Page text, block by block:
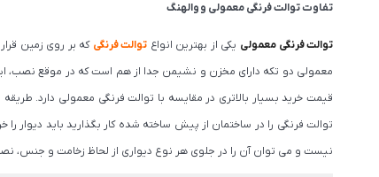
تفاوت توالت فرنگیمعمولی ووالهنگ
توالت فرنگی معمولی یکی از بهترین انواع توالت فرنگی که بر روی زمین
معمولی دو تکه دارای مخزن و نشیمن جدا از هم است که در موقع
قیمت خرید بسیار بالاتری در مقایسه با توالت فرنگی معمولی دارد.
توالت فرنگی را در ساختمان از پیش ساخته شده کار بگذارید باید
نیست و می توان آن را در جلوی هر نوع دیواری از لحاظ زخامت و